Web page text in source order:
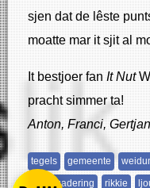
sjen dat de lêste
moatte mar it sjit al
It bestjoer fanIt Nut
pracht simmer ta!
Anton, Franci,
tegels gemeente
jierfergadering
rikkie